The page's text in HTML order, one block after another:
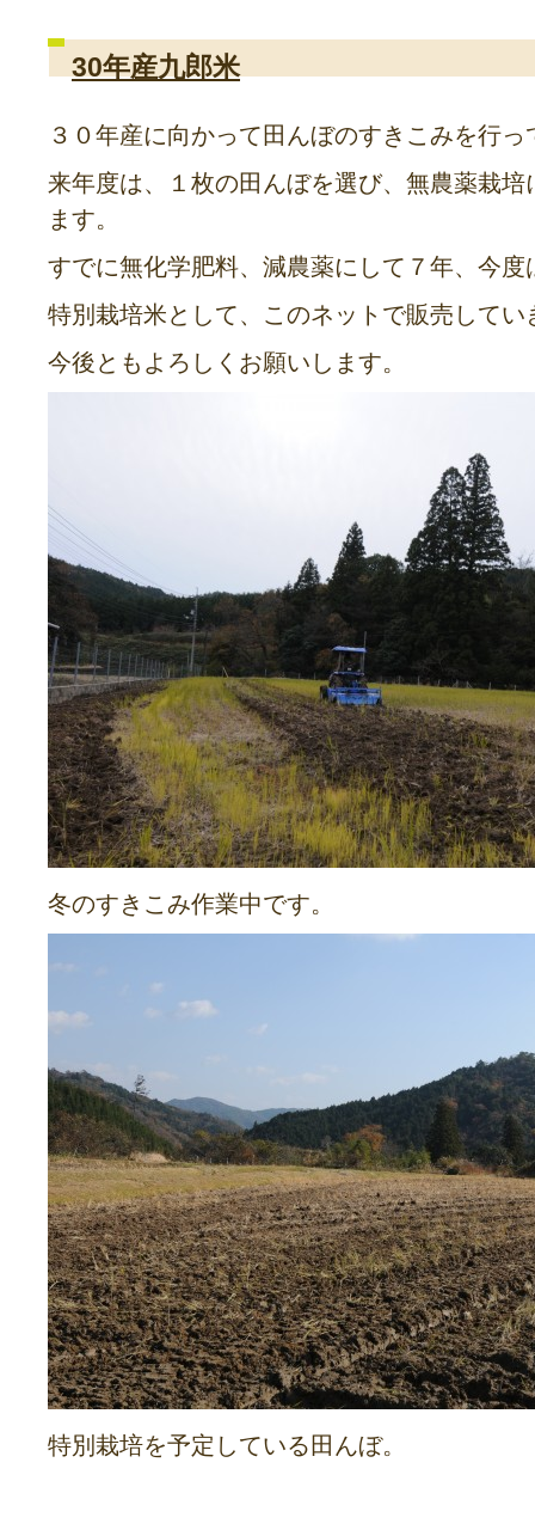
30年産九郎米
３０年産に向かって田んぼのすきこみを行っ
来年度は、１枚の田んぼを選び、無農薬栽
ます。
すでに無化学肥料、減農薬にして７年、今
特別栽培米として、このネットで販売して
今後ともよろしくお願いします。
冬のすきこみ作業中です。
特別栽培を予定している田んぼ。